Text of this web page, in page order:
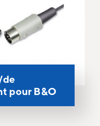
de
pour B&O